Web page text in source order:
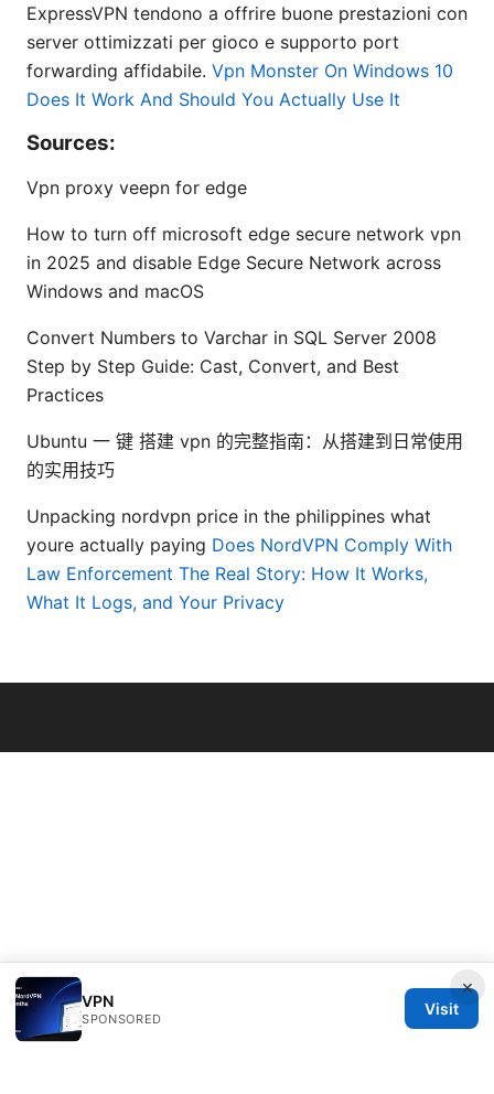
ExpressVPN tendono a offrire buone prestazioni con
server ottimizzati per gioco e supporto port
forwarding affidabile. Vpn Monster On Windows 10
Does It Work And Should You Actually Use It
Sources:
Vpn proxy veepn for edge
How to turn off microsoft edge secure network vpn
in 2025 and disable Edge Secure Network across
Windows and macOS
Convert Numbers to Varchar in SQL Server 2008
Step by Step Guide: Cast, Convert, and Best
Practices
Ubuntu 一 键 搭建 vpn 的完整指南：从搭建到日常使用
的实用技巧
Unpacking nordvpn price in the philippines what
youre actually paying Does NordVPN Comply With
Law Enforcement The Real Story: How It Works,
What It Logs, and Your Privacy
×
VPN
SPONSORED
Visit